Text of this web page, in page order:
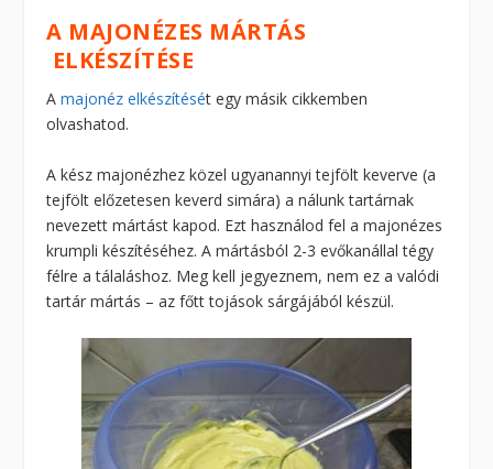
A MAJONÉZES MÁRTÁS
ELKÉSZÍTÉSE
Amajonéz elkészítését egy másik cikkemben
olvashatod.
A kész majonézhez közel ugyanannyi tejfölt keverve (a
tejfölt előzetesen keverd simára) a nálunk tartárnak
nevezett mártást kapod. Ezt használod fel a majonézes
krumpli készítéséhez. A mártásból 2-3 evőkanállal tégy
félre a tálaláshoz. Meg kell jegyeznem, nem ez a valódi
tartár mártás – az főtt tojások sárgájából készül.